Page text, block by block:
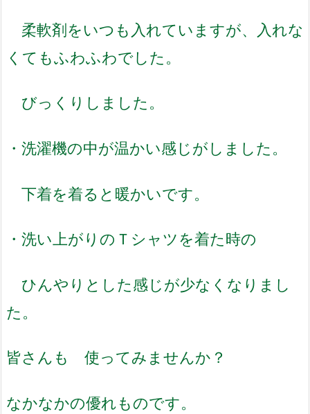
柔軟剤をいつも入れていますが、入れな
くてもふわふわでした。
びっくりしました。
・洗濯機の中が温かい感じがしました。
下着を着ると暖かいです。
・洗い上がりのＴシャツを着た時の
ひんやりとした感じが少なくなりまし
た。
皆さんも 使ってみませんか？
なかなかの優れものです。